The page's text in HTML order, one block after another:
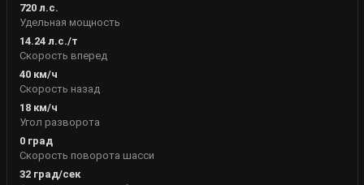
720л.с.
Удельная мощность
14.24л.с./т
Скорость вперед
40км/ч
Скорость назад
18км/ч
Угол разворота
0град
Скорость поворота шасси
32град/сек